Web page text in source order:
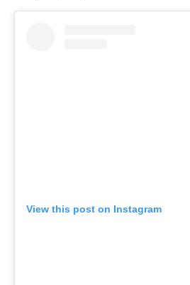
View this post on Instagram